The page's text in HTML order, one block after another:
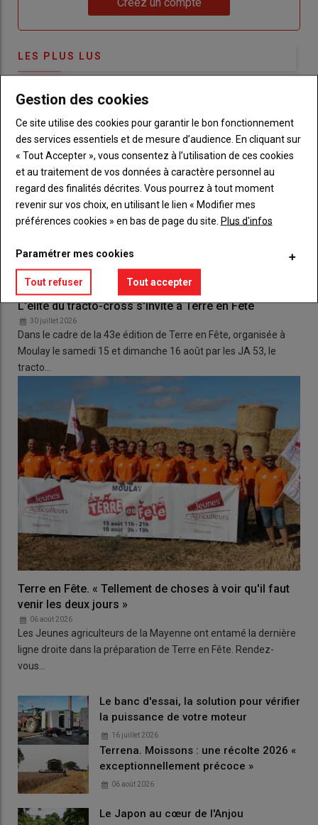
LES PLUS LUS
L'élite du tracto-cross s'invite à Terre en Fête
30 juillet 2026
Dans le cadre de la 43e édition de Terre en Fête, organisée à
Moulay le samedi 15 et dimanche 16 août par les JA 53, le
tracto…
Terre en Fête. « Tellement de choses à voir qu'il faut
venir les deux jours »
06 août 2026
Les Jeunes agriculteurs de la Mayenne ont entamé la dernière
ligne droite dans la préparation de Terre en Fête. Rendez-
vous…
Le banc d'essai, la solution pour vérifier
la puissance de votre moteur
16 juillet 2026
Terrena. Moissons : une récolte 2026 «
exceptionnellement précoce »
06 août 2026
Le Japon au cœur de l'Anjou
Gestion des cookies
Ce site utilise des cookies pour garantir le bon fonctionnement
des services essentiels et de mesure d’audience. En cliquant sur
« Tout Accepter », vous consentez à l’utilisation de ces cookies
et au traitement de vos données à caractère personnel au
regard des finalités décrites. Vous pourrez à tout moment
revenir sur vos choix, en utilisant le lien « Modifier mes
préférences cookies » en bas de page du site. Plus d'infos
Paramétrer mes cookies
Tout refuser Tout accepter